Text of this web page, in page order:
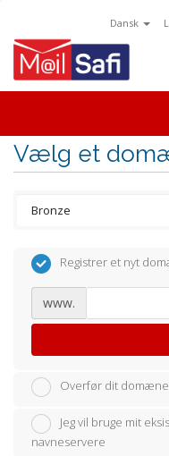
Dansk
Vælg et
Registrer et nyt
www.
Overfør dit
Jeg vil bruge mit
navneservere